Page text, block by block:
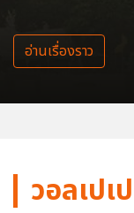
อ่านเรื่องราว
วอลเปเ